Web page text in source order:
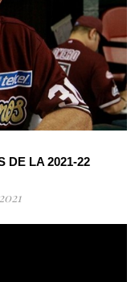
DE LA 2021-22